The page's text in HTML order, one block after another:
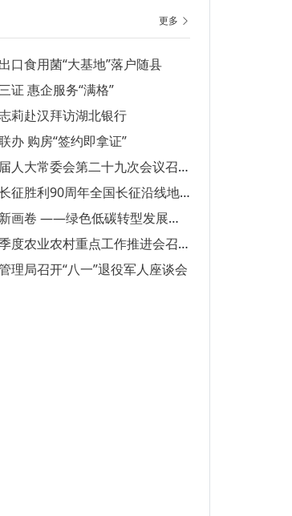
更多
口食用菌“大基地”落户随县
证 惠企服务“满格”
莉赴汉拜访湖北银行
办 购房“签约即拿证”
人大常委会第二十九次会议召开
90周年全国长征沿线地市媒体新闻行动正式启动
卷 ——绿色低碳转型发展的随州实践
度农业农村重点工作推进会召开
理局召开“八一”退役军人座谈会